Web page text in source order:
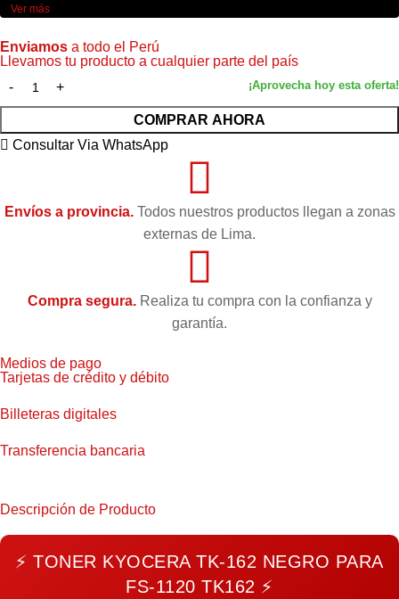
Ver más
Enviamos a todo el Perú
Llevamos tu producto a cualquier parte del país
COMPRAR AHORA
Consultar Via WhatsApp
Envíos a provincia.Todos nuestros productos llegan a zonas
externas de Lima.
Compra segura.Realiza tu compra con la confianza y
garantía.
Medios de pago
Tarjetas de crédito y débito
Billeteras digitales
Transferencia bancaria
Descripción de Producto
⚡TONER KYOCERA TK-162 NEGRO PARA
FS-1120 TK162 ⚡